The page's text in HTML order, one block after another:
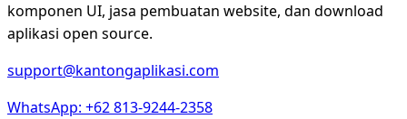
komponen UI, jasa pembuatan website, dan download
aplikasi open source.
support@kantongaplikasi.com
WhatsApp: +62 813-9244-2358